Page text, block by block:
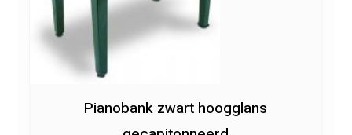
Pianobank zwart hoogglans